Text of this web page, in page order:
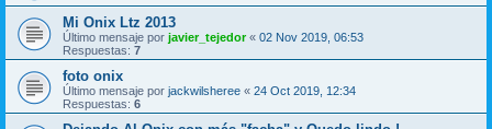
Mi Onix Ltz 2013
Último mensaje por javier_tejedor« 02 Nov 2019, 06:53
Respuestas: 7
foto onix
Último mensaje por jackwilsheree « 24 Oct 2019, 12:34
Respuestas: 6